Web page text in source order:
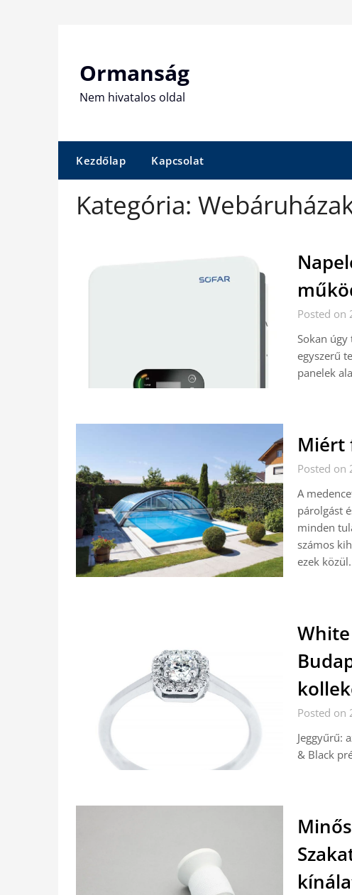
Ormanság
Nem hivatalos oldal
Kezdőlap Kapcsolat
Kategória:
Posted on
Sokan
egyszerű
panelek
Miért
Posted on
A
párolgást
minden
számos
ezek
Posted on
Jeggyűrű:
& Black